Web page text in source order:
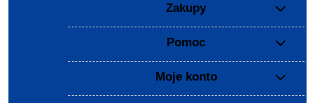
Zakupy
Pomoc
Moje konto